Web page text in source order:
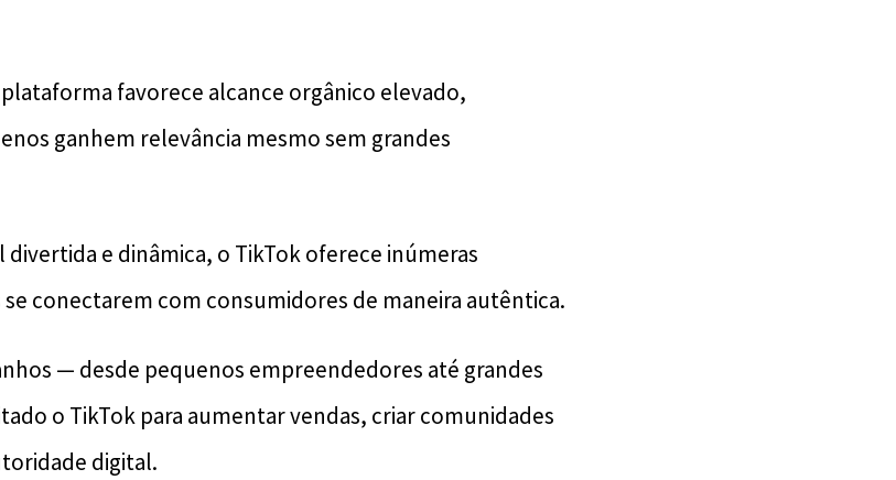
favorece alcance orgânico elevado,
ganhem relevância mesmo sem grandes
divertida e dinâmica, o TikTok oferece inúmeras
conectarem com consumidores de maneira autêntica.
— desde pequenos empreendedores até grandes
o TikTok para aumentar vendas, criar comunidades
digital.